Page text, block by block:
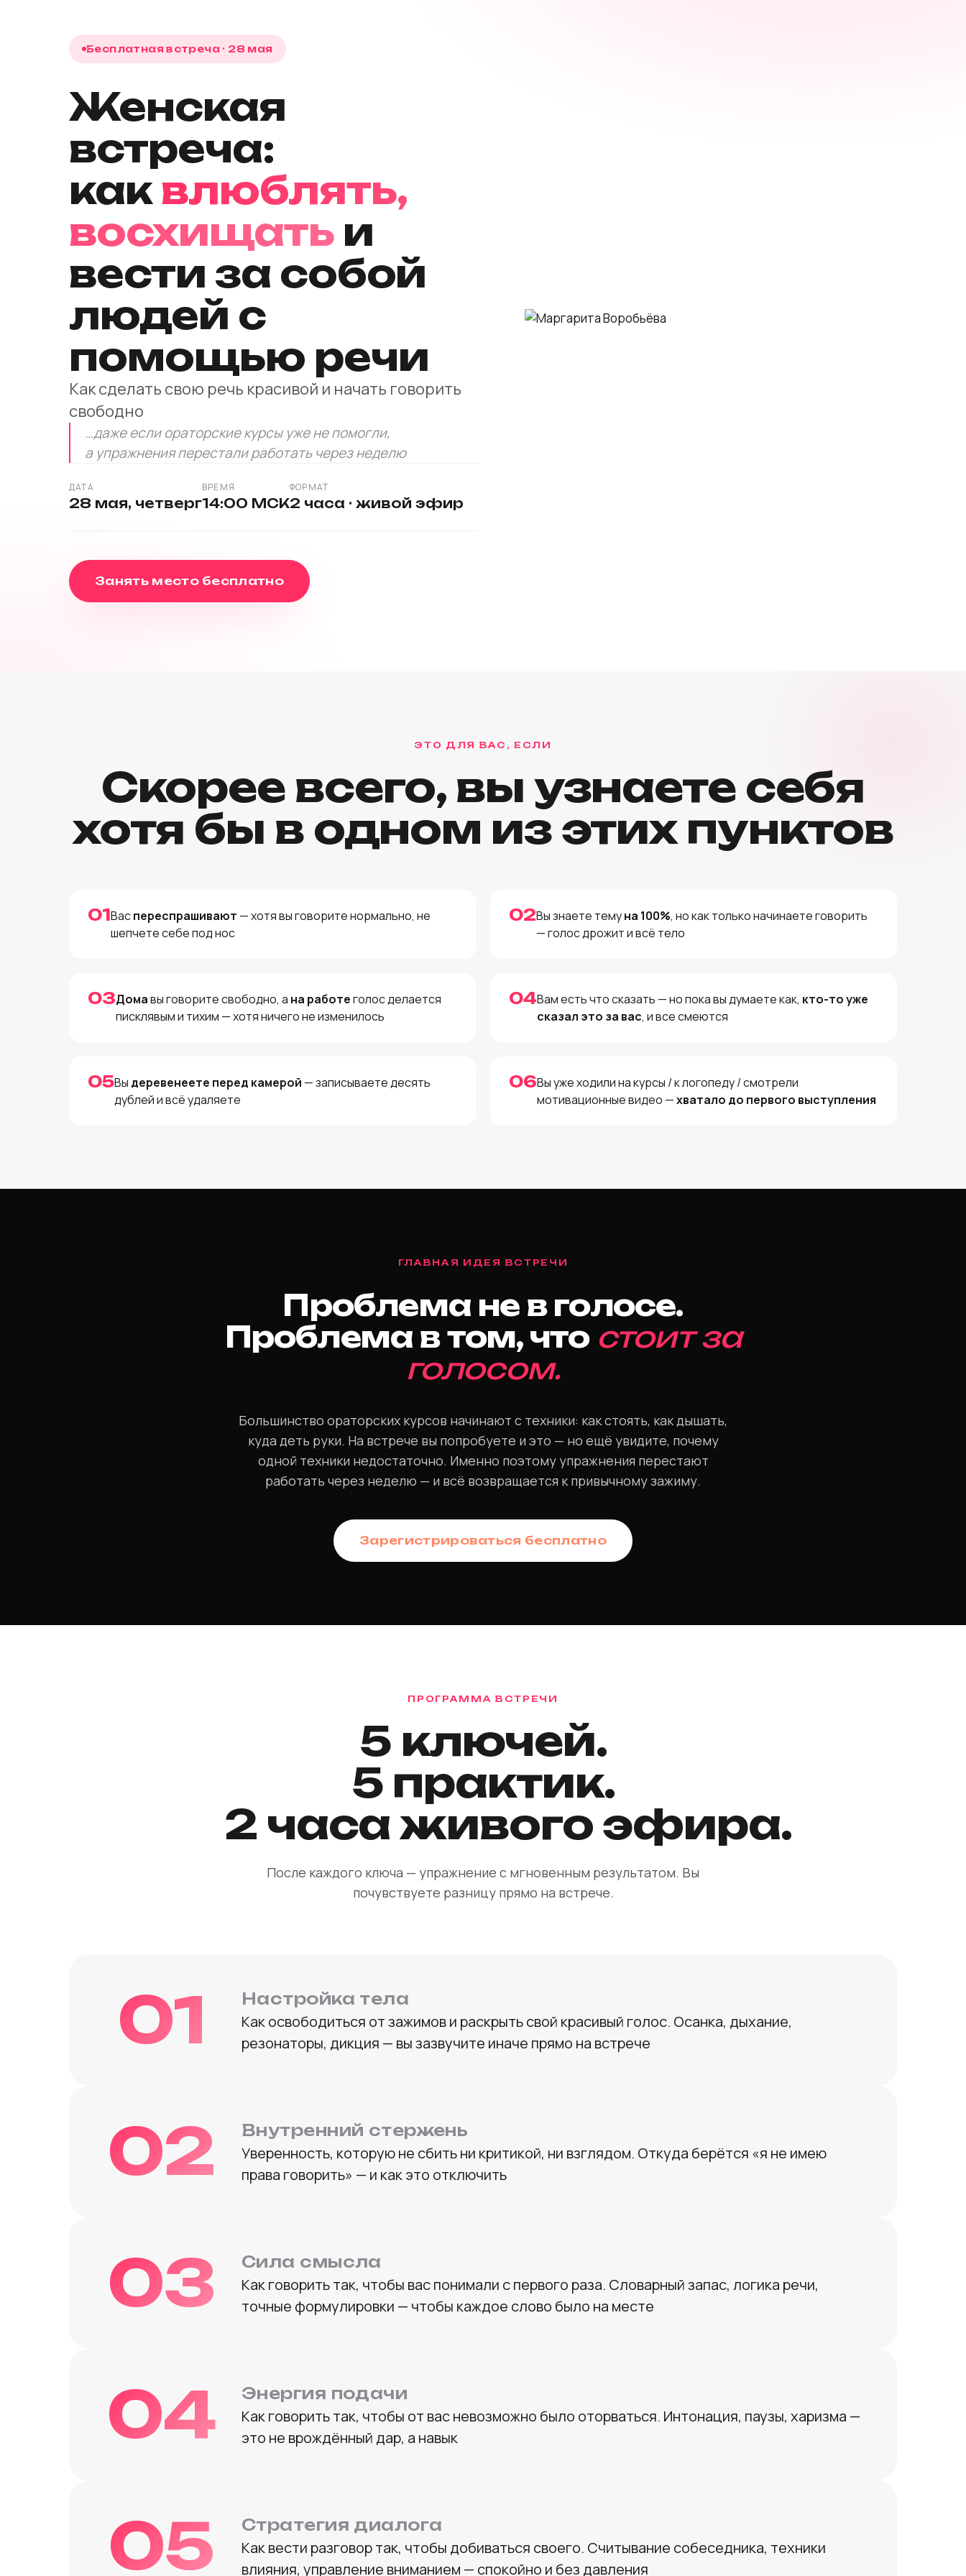
Бесплатная встреча · 28 мая
Женская
встреча:
каквлюблять,
восхищатьи
вести за собой
людей с
помощью речи
Как сделать свою речь красивой и начать говорить
свободно
…даже если ораторские курсы уже не помогли,
а упражнения перестали работать через неделю
ДАТА
28 мая, четверг
ВРЕМЯ
14:00 МСК
ФОРМАТ
2 часа · живой эфир
Занять место бесплатно
ЭТО ДЛЯ ВАС, ЕСЛИ
Скорее всего, вы узнаете себя
хотя бы в одном из этих пунктов
01Васпереспрашивают — хотя вы говорите нормально, не
шепчете себе под нос
02Вы знаете темуна 100%, но как только начинаете говорить
— голос дрожит и всё тело
03Домавы говорите свободно, а на работеголос делается
писклявым и тихим — хотя ничего не изменилось
04Вам есть что сказать — но пока вы думаете как, кто-то уже
сказал это за вас, и все смеются
05Вы деревенеете перед камерой — записываете десять
дублей и всё удаляете
06Вы уже ходили на курсы / к логопеду / смотрели
мотивационные видео —хватало до первого выступления
ГЛАВНАЯ ИДЕЯ ВСТРЕЧИ
Проблема не в голосе.
Проблема в том, что стоит за
голосом.
Большинство ораторских курсов начинают с техники: как стоять, как дышать,
куда деть руки. На встрече вы попробуете и это — но ещё увидите, почему
одной техники недостаточно. Именно поэтому упражнения перестают
работать через неделю — и всё возвращается к привычному зажиму.
Зарегистрироваться бесплатно
ПРОГРАММА ВСТРЕЧИ
5 ключей.
5 практик.
2 часа живого эфира.
После каждого ключа — упражнение с мгновенным результатом. Вы
почувствуете разницу прямо на встрече.
01
Настройка тела
Как освободиться от зажимов и раскрыть свой красивый голос. Осанка, дыхание,
резонаторы, дикция — вы зазвучите иначе прямо на встрече
02
Внутренний стержень
Уверенность, которую не сбить ни критикой, ни взглядом. Откуда берётся «я не имею
права говорить» — и как это отключить
03
Сила смысла
Как говорить так, чтобы вас понимали с первого раза. Словарный запас, логика речи,
точные формулировки — чтобы каждое слово было на месте
04
Энергия подачи
Как говорить так, чтобы от вас невозможно было оторваться. Интонация, паузы, харизма —
это не врождённый дар, а навык
05
Стратегия диалога
Как вести разговор так, чтобы добиваться своего. Считывание собеседника, техники
влияния, управление вниманием — спокойно и без давления